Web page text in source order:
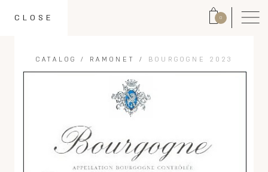
0
CLOSE
CATALOG / RAMONET / BOURGOGNE 2023